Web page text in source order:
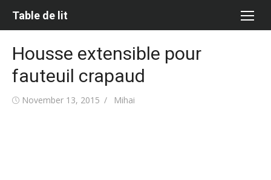
Table de lit
Housse extensible pour
fauteuil crapaud
Posted
November 13, 2015 Author
Mihai